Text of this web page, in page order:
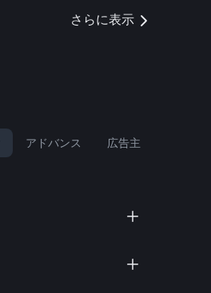
さらに表示
アドバンス 広告主